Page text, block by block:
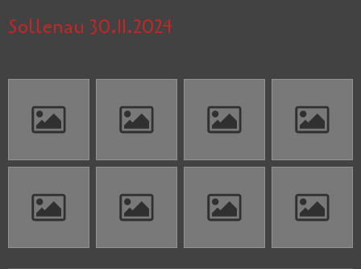
Sollenau 30.11.2024